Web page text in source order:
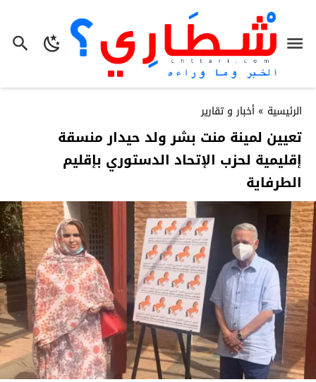
الرئيسية » أخبار و تقارير
تعيين لمينة منت بشر ولد حيدار منسقة
إقليمية لحزب الإتحاد الدستوري بإقليم
الطرفاية